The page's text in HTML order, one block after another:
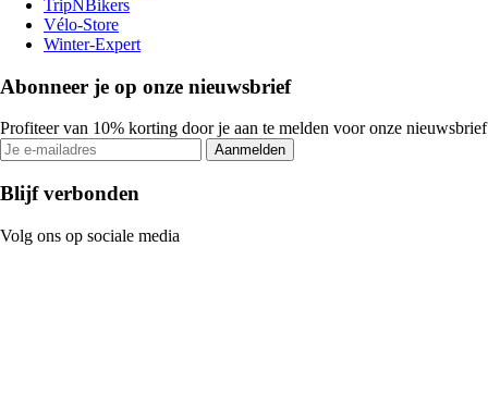
TripNBikers
Vélo-Store
Winter-Expert
Abonneer je op onze nieuwsbrief
Profiteer van 10% korting door je aan te melden voor onze nieuwsbrief
Aanmelden
Blijf verbonden
Volg ons op sociale media